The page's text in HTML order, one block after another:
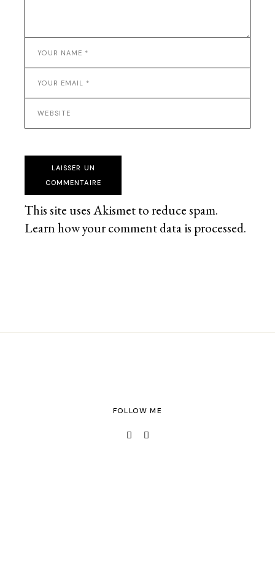
LAISSER UN
COMMENTAIRE
This site uses Akismet to reduce spam.
Learn how your comment data is processed.
FOLLOW ME